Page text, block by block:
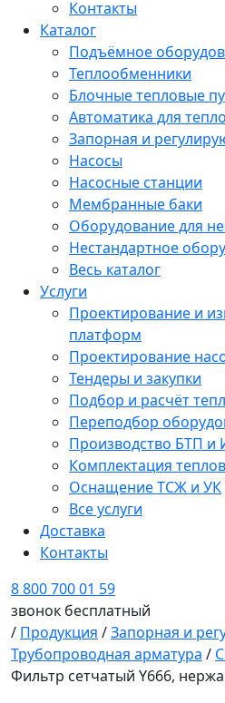
Контакты
Каталог
Подъёмное
Теплообменники
Блочные тепловые
Автоматика для
Запорная и
Насосы
Насосные станции
Мембранные баки
Оборудование для
Нестандартное
Весь каталог
Услуги
Проектирование и
платформ
Проектирование
Тендеры и закупки
Подбор и расчёт
Переподбор
Производство БТП и
Комплектация
Оснащение ТСЖ и УК
Все услуги
Доставка
Контакты
8 800 700 01 59
звонок бесплатный
/ Продукция /Запорная и
Трубопроводная арматура /
Фильтр сетчатый Y666,